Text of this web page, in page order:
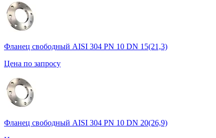
Фланец свободный AISI 304 PN 10 DN 15(21,3)
Цена по запросу
Фланец свободный AISI 304 PN 10 DN 20(26,9)